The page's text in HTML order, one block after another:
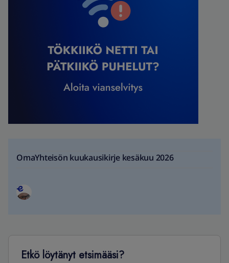
OmaYhteisön kuukausikirje kesäkuu 2026
Etkö löytänyt etsimääsi?